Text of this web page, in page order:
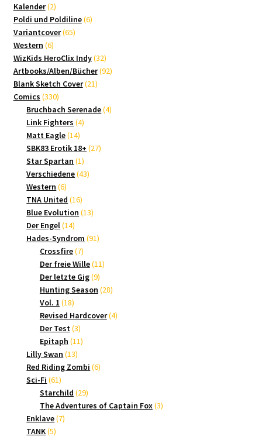
Kalender 22
Produkte
Poldi und Poldiline 66
Variantcover 6565
Western 66
Produkte
WizKids HeroClix Indy 3232
Produkte
Artbooks/Alben/Bücher 9292
Blank Sketch Cover 2121
Comics 330330
Produkte
Bruchbach Serenade 44
Link Fighters 44
Matt Eagle 1414
Produkte
SBK83 Erotik 18+ 2727
Star Spartan 11
Produkt
Verschiedene 4343
Western 66
Produkte
TNA United 1616
Produkte
Blue Evolution 1313
Der Engel 1414
Produkte
Hades-Syndrom 9191
Crossfire 77
Produkte
Der freie Wille 1111
Der letzte Gig 99
Produkte
Hunting Season 2828
Vol. 1 1818
Produkte
Revised Hardcover 44
Der Test 33
Produkte
Epitaph 1111
Lilly Swan 1313
Produkte
Red Riding Zombi 66
Sci-Fi 6161
Produkte
Starchild 2929
Produkte
The Adventures of Captain Fox 33
Enklave 77
TANK 55